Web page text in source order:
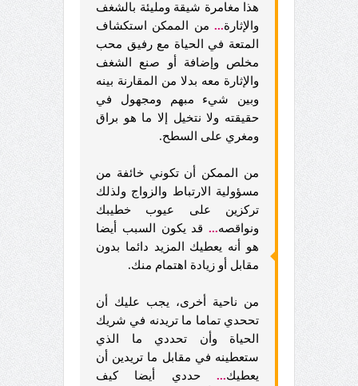
هذا مغامرة شيقة ومليئة بالشغف
والإثارة... من الممكن استكشاف
المتعة في الحياة مع رفيق محب
مخلص وإضافة أو صنع الشغف
والإثارة معه بدلا من المقارنة بينه
وبين شيء مبهم ومجهول في
حقيقته ولا نتخيل إلا ما هو براق
ومغري على السطح.
من الممكن أن تكوني خائفة من
مسؤولية الارتباط والزواج ولذلك
تركزين على عيوب خطيبك
ونواقصه... قد يكون السبب أيضا
هو أنه يعطيك المزيد دائما بدون
مقابل أو زيادة اهتمام منك.
من ناحية أخرى، يجب عليك أن
تححدي تماما ما تريدنه في شريك
الحياة وأن تحددي ما الذي
ستعطينه في مقابل ما تريدين أن
يعطيك...حددي أيضا كيف